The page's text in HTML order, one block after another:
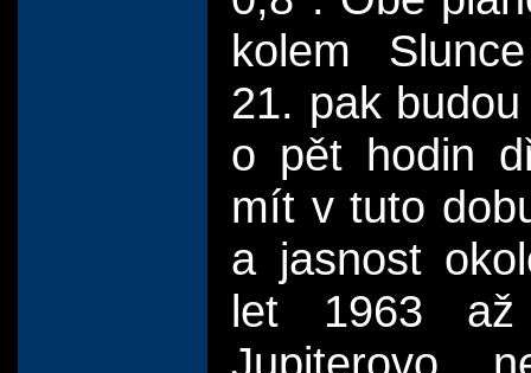
kolem
21. pak
o pět hodin
mít v tuto
a jasnost
let 1963